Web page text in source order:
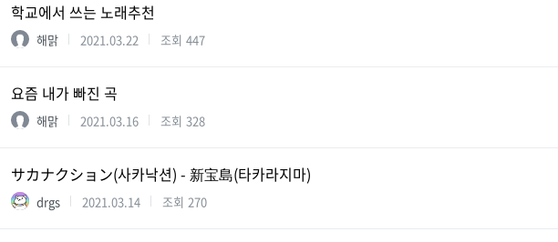
학교에서 쓰는 노래추천
해맑 2021.03.22 조회 447
요즘 내가 빠진 곡
해맑 2021.03.16 조회 328
サカナクション(사카낙션) - 新宝島(타카라지마)
drgs 2021.03.14 조회 270